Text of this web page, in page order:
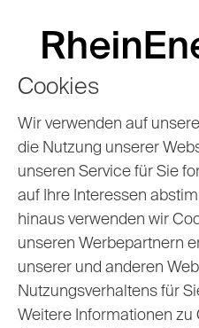
Cookies
Wir verwenden auf
die Nutzung unserer
unseren Service für Sie
auf Ihre Interessen
hinaus verwenden wir
unseren Werbepartnern
unserer und anderen
Nutzungsverhaltens für
Weitere Informationen zu
Teil 5 |
und